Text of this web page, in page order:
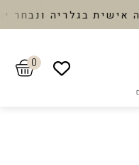
בגלריה ונבחר יחד
0